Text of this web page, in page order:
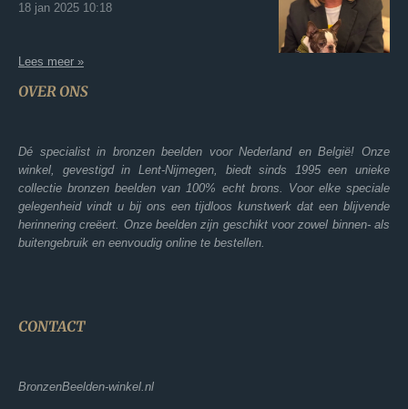
18 jan 2025 10:18
Lees meer »
OVER ONS
Dé specialist in bronzen beelden voor Nederland en België! Onze
winkel, gevestigd in Lent-Nijmegen, biedt sinds 1995 een unieke
collectie bronzen beelden van 100% echt brons. Voor elke speciale
gelegenheid vindt u bij ons een tijdloos kunstwerk dat een blijvende
herinnering creëert. Onze beelden zijn geschikt voor zowel binnen- als
buitengebruik en eenvoudig online te bestellen.
CONTACT
BronzenBeelden-winkel.nl